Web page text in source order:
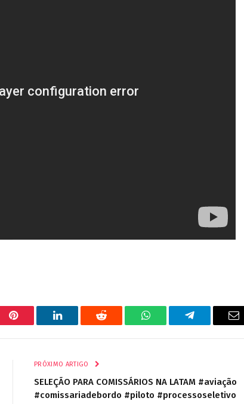
Pinterest LinkedIn Reddit WhatsAppTelegramaE-
PRÓXIMO ARTIGO
SELEÇÃO PARA COMISSÁRIOS NA LATAM #aviação
#comissariadebordo #piloto #processoseletivo